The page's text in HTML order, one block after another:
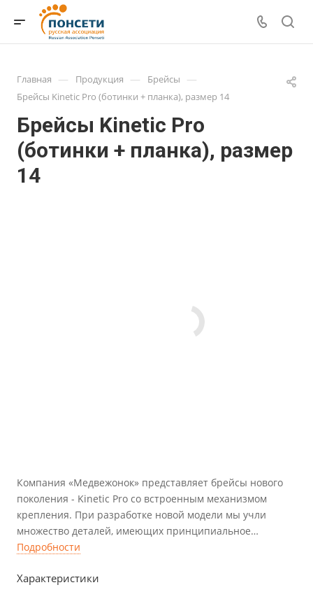
Главная — Продукция — Брейсы —
Брейсы Kinetic Pro (ботинки + планка), размер 14
Брейсы Kinetic Pro
(ботинки + планка), размер
14
Компания «Медвежонок» представляет брейсы нового
поколения - Kinetic Pro со встроенным механизмом
крепления. При разработке новой модели мы учли
множество деталей, имеющих принципиальное
значение в лечении косолапости.
Подробности
Характеристики